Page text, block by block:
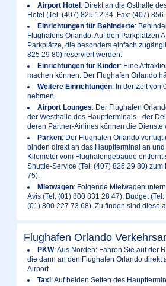
Airport Hotel: Direkt an die Osthalle
Hotel (Tel: (407) 825 12 34. Fax: (407)
Einrichtungen für Behinderte:
Flughafens Orlando. Auf den Parkplätzen
Parkplätze, die besonders einfach
825 29 80) reserviert werden.
Einrichtungen für Kinder: Eine
machen können. Der Flughafen Orlando
Weitere Einrichtungen: In der Zeit von
nehmen.
Airport Lounges: Der Flughafen
der Westhalle des Hauptterminals - der
deren Partner-Airlines können die Dienste
Parken: Der Flughafen Orlando
binden direkt an das Hauptterminal an
Kilometer vom Flughafengebäude
Shuttle-Service (Tel: (407) 825 29 80)
75).
Mietwagen: Folgende
Avis (Tel: (01) 800 831 28 47), Budget
(01) 800 227 73 68). Zu finden sind diese
Flughafen Orlando
PKW: Aus Norden: Fahren Sie auf der
die dann an den Flughafen Orlando direkt
Airport.
Taxi: Auf beiden Seiten des